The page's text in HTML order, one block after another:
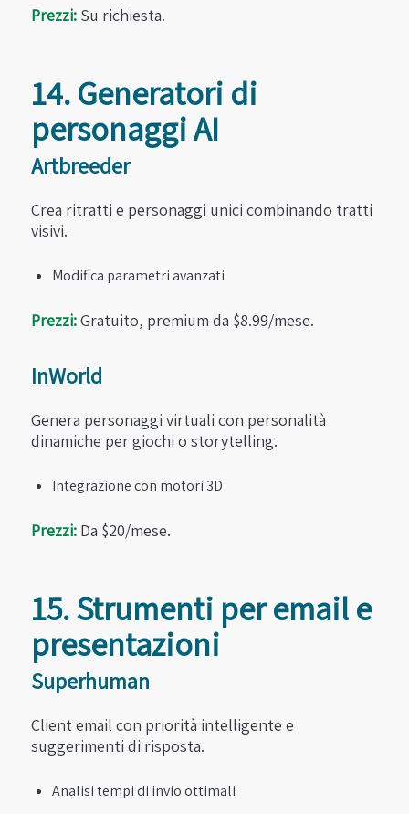
Prezzi:Su richiesta.
14. Generatori di
personaggi AI
Artbreeder
Crea ritratti e personaggi unici combinando tratti
visivi.
Modifica parametri avanzati
Prezzi:Gratuito, premium da $8.99/mese.
InWorld
Genera personaggi virtuali con personalità
dinamiche per giochi o storytelling.
Integrazione con motori 3D
Prezzi:Da $20/mese.
15. Strumenti per email e
presentazioni
Superhuman
Client email con priorità intelligente e
suggerimenti di risposta.
Analisi tempi di invio ottimali